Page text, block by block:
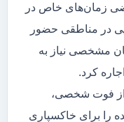
زمان‌های خاص در
در مناطقی حضور
مشخصی نیاز به
کرد.
از فوت شخصی،
را برای خاکسپاری